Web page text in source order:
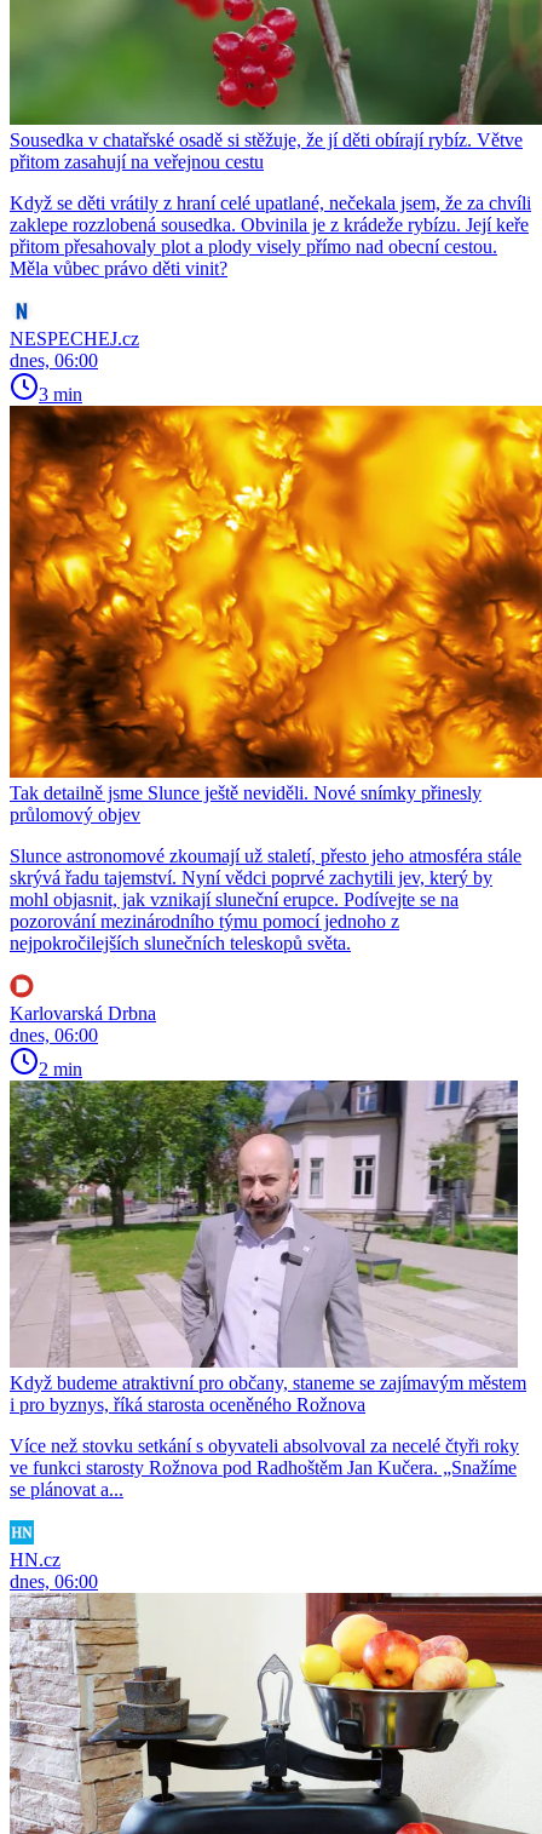
Sousedka v chatařské osadě si stěžuje, že jí děti obírají rybíz. Větve
přitom zasahují na veřejnou cestu
Když se děti vrátily z hraní celé upatlané, nečekala jsem, že za chvíli
zaklepe rozzlobená sousedka. Obvinila je z krádeže rybízu. Její keře
přitom přesahovaly plot a plody visely přímo nad obecní cestou.
Měla vůbec právo děti vinit?
NESPECHEJ.cz
dnes, 06:00
3 min
Tak detailně jsme Slunce ještě neviděli. Nové snímky přinesly
průlomový objev
Slunce astronomové zkoumají už staletí, přesto jeho atmosféra stále
skrývá řadu tajemství. Nyní vědci poprvé zachytili jev, který by
mohl objasnit, jak vznikají sluneční erupce. Podívejte se na
pozorování mezinárodního týmu pomocí jednoho z
nejpokročilejších slunečních teleskopů světa.
Karlovarská Drbna
dnes, 06:00
2 min
Když budeme atraktivní pro občany, staneme se zajímavým městem
i pro byznys, říká starosta oceněného Rožnova
Více než stovku setkání s obyvateli absolvoval za necelé čtyři roky
ve funkci starosty Rožnova pod Radhoštěm Jan Kučera. „Snažíme
se plánovat a...
HN.cz
dnes, 06:00